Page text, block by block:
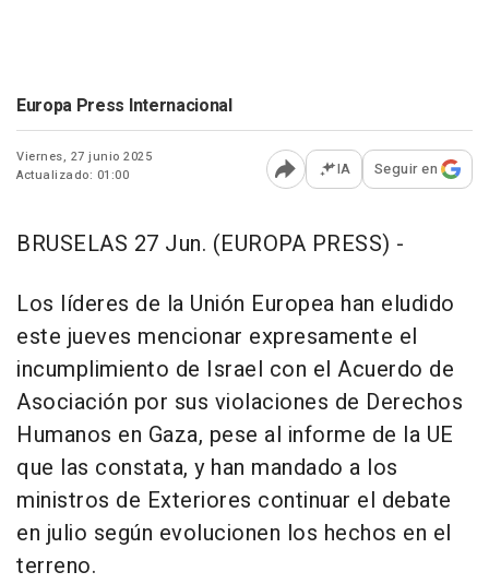
Europa Press Internacional
Viernes, 27 junio 2025
Actualizado: 01:00
Abrir opciones para
IA Seguir en
BRUSELAS 27 Jun. (EUROPA PRESS) -
Los líderes de la Unión Europea han eludido
este jueves mencionar expresamente el
incumplimiento de Israel con el Acuerdo de
Asociación por sus violaciones de Derechos
Humanos en Gaza, pese al informe de la UE
que las constata, y han mandado a los
ministros de Exteriores continuar el debate
en julio según evolucionen los hechos en el
terreno.